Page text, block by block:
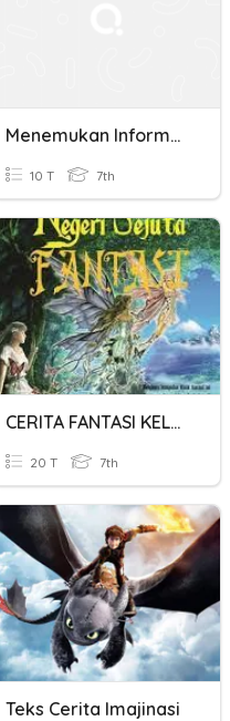
Menemukan Informasi Dalam Karya Fiksi
10 T 7th
CERITA FANTASI KELAS 7 SEMESTER 1
20 T 7th
Teks Cerita Imajinasi